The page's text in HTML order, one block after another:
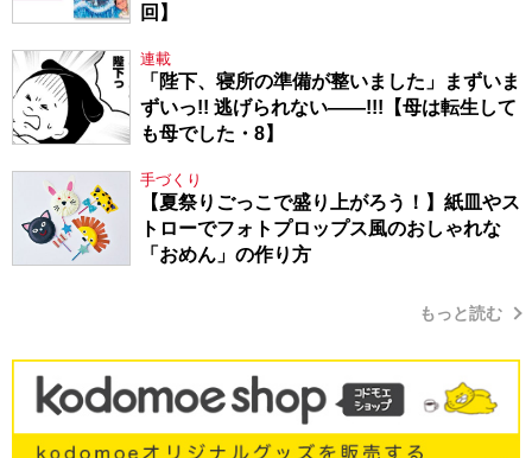
回】
連載
「陛下、寝所の準備が整いました」まずいま
ずいっ!! 逃げられない――!!!【母は転生して
も母でした・8】
手づくり
【夏祭りごっこで盛り上がろう！】紙皿やス
トローでフォトプロップス風のおしゃれな
「おめん」の作り方
もっと読む